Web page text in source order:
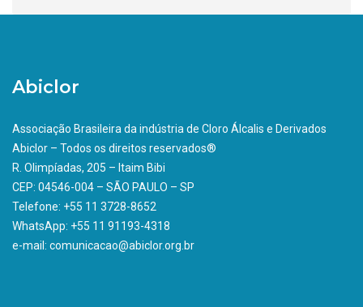
Abiclor
Associação Brasileira da indústria de Cloro Álcalis e Derivados
Abiclor – Todos os direitos reservados®
R. Olimpíadas, 205 – Itaim Bibi
CEP: 04546-004 – SÃO PAULO – SP
Telefone: +55 11 3728-8652
WhatsApp: +55 11 91193-4318
e-mail: comunicacao@abiclor.org.br